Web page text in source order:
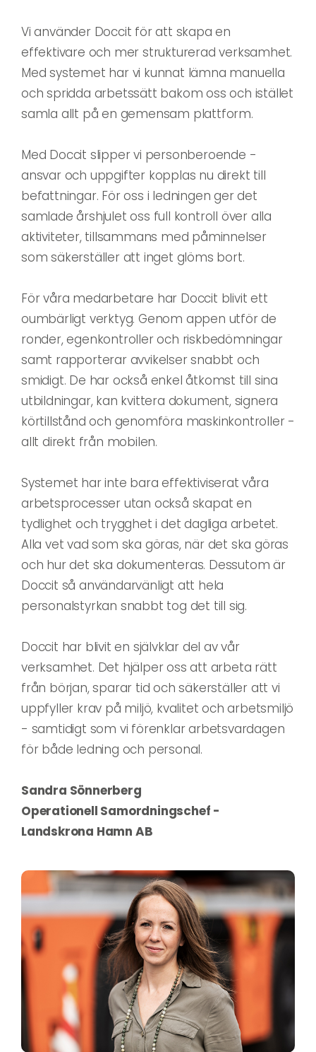
Vi använder Doccit för att skapa en
effektivare och mer strukturerad verksamhet.
Med systemet har vi kunnat lämna manuella
och spridda arbetssätt bakom oss och istället
samla allt på en gemensam plattform.
Med Doccit slipper vi personberoende -
ansvar och uppgifter kopplas nu direkt till
befattningar. För oss i ledningen ger det
samlade årshjulet oss full kontroll över alla
aktiviteter, tillsammans med påminnelser
som säkerställer att inget glöms bort.
För våra medarbetare har Doccit blivit ett
oumbärligt verktyg. Genom appen utför de
ronder, egenkontroller och riskbedömningar
samt rapporterar avvikelser snabbt och
smidigt. De har också enkel åtkomst till sina
utbildningar, kan kvittera dokument, signera
körtillstånd och genomföra maskinkontroller -
allt direkt från mobilen.
Systemet har inte bara effektiviserat våra
arbetsprocesser utan också skapat en
tydlighet och trygghet i det dagliga arbetet.
Alla vet vad som ska göras, när det ska göras
och hur det ska dokumenteras. Dessutom är
Doccit så användarvänligt att hela
personalstyrkan snabbt tog det till sig.
Doccit har blivit en självklar del av vår
verksamhet. Det hjälper oss att arbeta rätt
från början, sparar tid och säkerställer att vi
uppfyller krav på miljö, kvalitet och arbetsmiljö
- samtidigt som vi förenklar arbetsvardagen
för både ledning och personal.
Sandra Sönnerberg
Operationell Samordningschef -
Landskrona Hamn AB